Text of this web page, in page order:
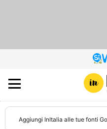
Aggiungi InItalia alle tue fonti